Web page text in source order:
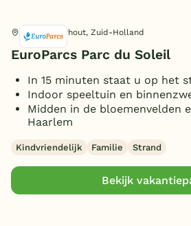
Noordwijkerhout, Zuid-Holland
EuroParcs Parc du Soleil
In 15 minuten staat u op het
Indoor speeltuin en
Midden in de bloemenvelden
Haarlem
Kindvriendelijk Familie Strand
Bekijk